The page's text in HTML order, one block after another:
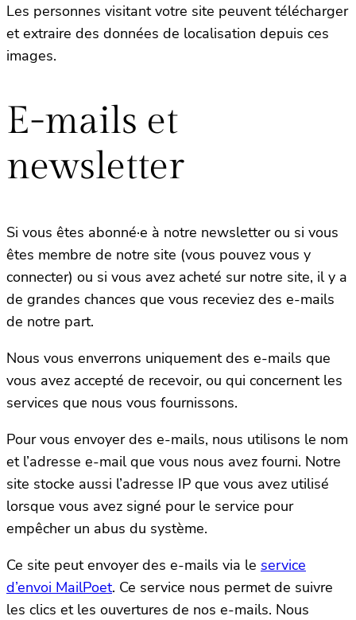
Les personnes visitant votre site peuvent télécharger
et extraire des données de localisation depuis ces
images.
E-mails et
newsletter
Si vous êtes abonné·e à notre newsletter ou si vous
êtes membre de notre site (vous pouvez vous y
connecter) ou si vous avez acheté sur notre site, il y a
de grandes chances que vous receviez des e-mails
de notre part.
Nous vous enverrons uniquement des e-mails que
vous avez accepté de recevoir, ou qui concernent les
services que nous vous fournissons.
Pour vous envoyer des e-mails, nous utilisons le nom
et l’adresse e-mail que vous nous avez fourni. Notre
site stocke aussi l’adresse IP que vous avez utilisé
lorsque vous avez signé pour le service pour
empêcher un abus du système.
Ce site peut envoyer des e-mails via le service
d’envoi MailPoet. Ce service nous permet de suivre
les clics et les ouvertures de nos e-mails. Nous